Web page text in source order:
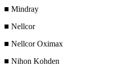
■ Mindray
■ Nellcor
■ Nellcor Oximax
■ Nihon Kohden